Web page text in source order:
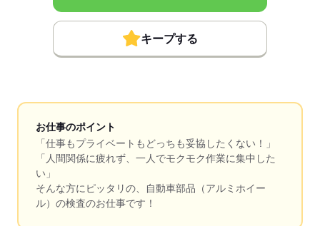
キープする
お仕事のポイント
「仕事もプライベートもどっちも妥協したくない！」
「人間関係に疲れず、一人でモクモク作業に集中した
い」
そんな方にピッタリの、自動車部品（アルミホイー
ル）の検査のお仕事です！